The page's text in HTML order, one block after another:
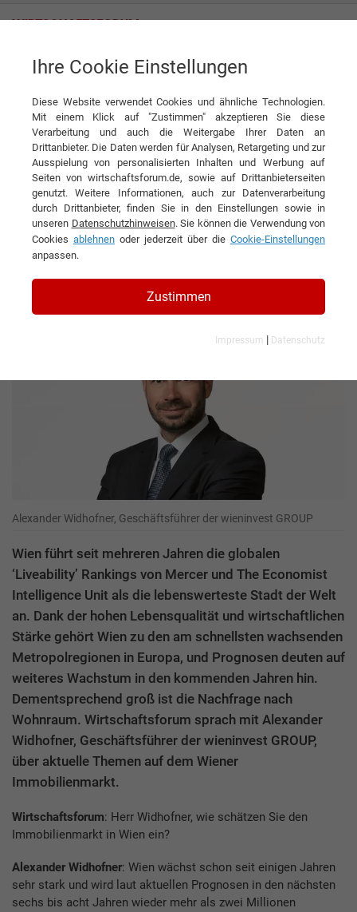
wieninvest GROUP
Interview wieninvest GROUP
DIESEN ARTIKEL EMPFEHLEN
Hochwertiger Wohnraum in der
lebenswertesten Stadt der Welt
Geschäftsführer der wieninvest GROUP
Alexander Widhofner, Geschäftsführer der wieninvest GROUP
Wien führt seit mehreren Jahren die globalen
‘Liveability’ Rankings von Mercer und The Economist
Intelligence Unit als die lebenswerteste Stadt der Welt
an. Dank der hohen Lebensqualität und wirtschaftlichen
Stärke gehört Wien zu den am schnellsten wachsenden
Metropolregionen in Europa, und Prognosen deuten auf
weiteres Wachstum in den kommenden Jahren hin.
Dementsprechend groß ist die Nachfrage nach
Wohnraum. Wirtschaftsforum sprach mit Alexander
Widhofner, Geschäftsführer der wieninvest GROUP,
über aktuelle Themen auf dem Wiener
Immobilienmarkt.
Wirtschaftsforum: Herr Widhofner, wie schätzen Sie den
Immobilienmarkt in Wien ein?
Alexander Widhofner: Wien wächst schon seit einigen Jahren
sehr stark und wird laut aktuellen Prognosen in den nächsten
sechs bis acht Jahren wieder mehr als zwei Millionen
Ihre Cookie Einstellungen
Diese Website verwendet Cookies und ähnliche Technologien.
Mit einem Klick auf "Zustimmen" akzeptieren Sie diese
Verarbeitung und auch die Weitergabe Ihrer Daten an
Drittanbieter. Die Daten werden für Analysen, Retargeting und zur
Ausspielung von personalisierten Inhalten und Werbung auf
Seiten von wirtschaftsforum.de, sowie auf Drittanbieterseiten
genutzt. Weitere Informationen, auch zur Datenverarbeitung
durch Drittanbieter, finden Sie in den Einstellungen sowie in
unseren Datenschutzhinweisen. Sie können die Verwendung von
Cookies ablehnen oder jederzeit über die Cookie-Einstellungen
anpassen.
Zustimmen
Impressum | Datenschutz